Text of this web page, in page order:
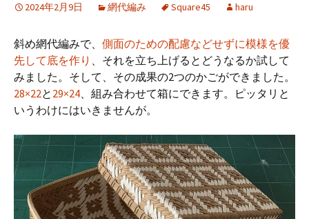
2024年2月9日 網代編み Square45 haru
斜め網代編みで、 側面のための配慮などせずに模様を優
先して底を作り 、それを立ち上げるとどうなるか試して
みました。そして、その成果の2つのかごができました。
28×22と 29×24、組み合わせて箱にできます。ピッタリと
いうわけにはいきませんが。